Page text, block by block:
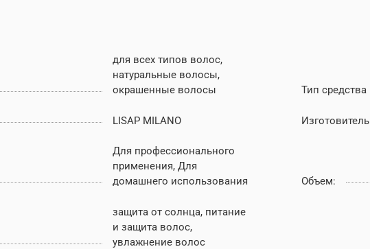
для всех типов волос,
натуральные волосы,
окрашенные волосы
Тип средства
LISAP MILANO Изготовитель
Для профессионального
применения, Для
домашнего использования
Объем:
защита от солнца, питание
и защита волос,
увлажнение волос